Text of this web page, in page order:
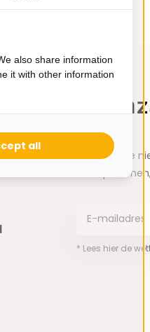
Ontvang de
niet
* Lees hier de
also share information
it with other information
all